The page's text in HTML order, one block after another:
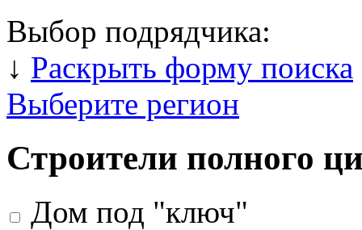
Выбор подрядчика:
↓ Раскрыть форму поиска
Выберите регион
Строители полного
Дом под "ключ"